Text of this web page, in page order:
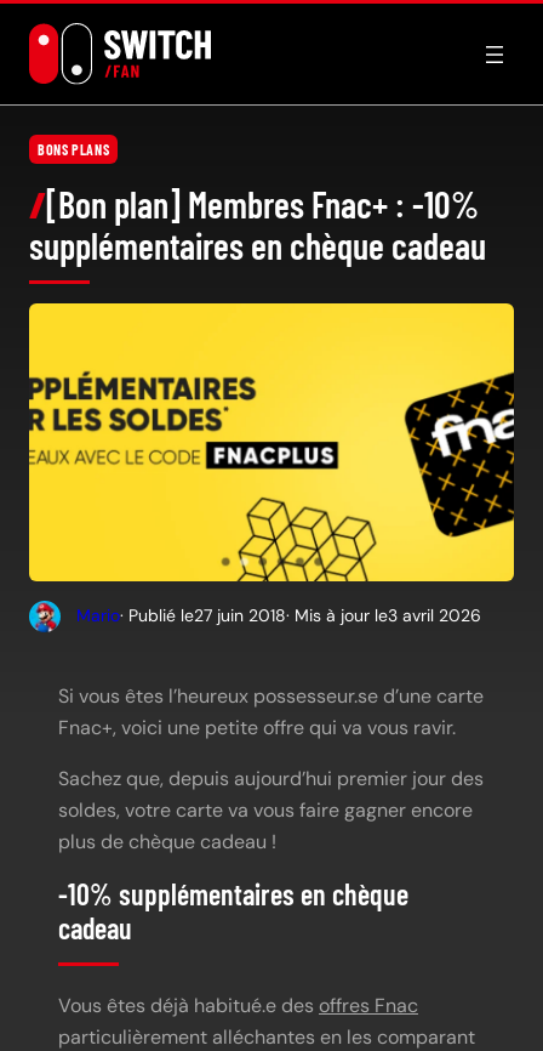
contenu
BONS PLANS
[Bon plan] Membres Fnac+ : -10%
supplémentaires en chèque cadeau
Mario· Publié le27 juin 2018· Mis à jour le3 avril 2026
Si vous êtes l’heureux possesseur.se d’une carte
Fnac+, voici une petite offre qui va vous ravir.
Sachez que, depuis aujourd’hui premier jour des
soldes, votre carte va vous faire gagner encore
plus de chèque cadeau !
-10% supplémentaires en chèque
cadeau
Vous êtes déjà habitué.e des offres Fnac
particulièrement alléchantes en les comparant